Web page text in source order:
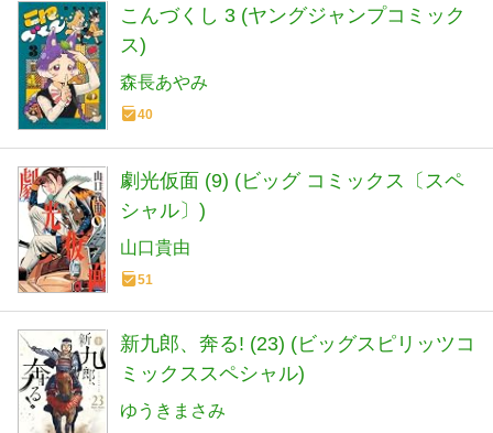
こんづくし 3 (ヤングジャンプコミック
ス)
森長あやみ
40
劇光仮面 (9) (ビッグ コミックス〔スペ
シャル〕)
山口貴由
51
新九郎、奔る! (23) (ビッグスピリッツコ
ミックススペシャル)
ゆうきまさみ